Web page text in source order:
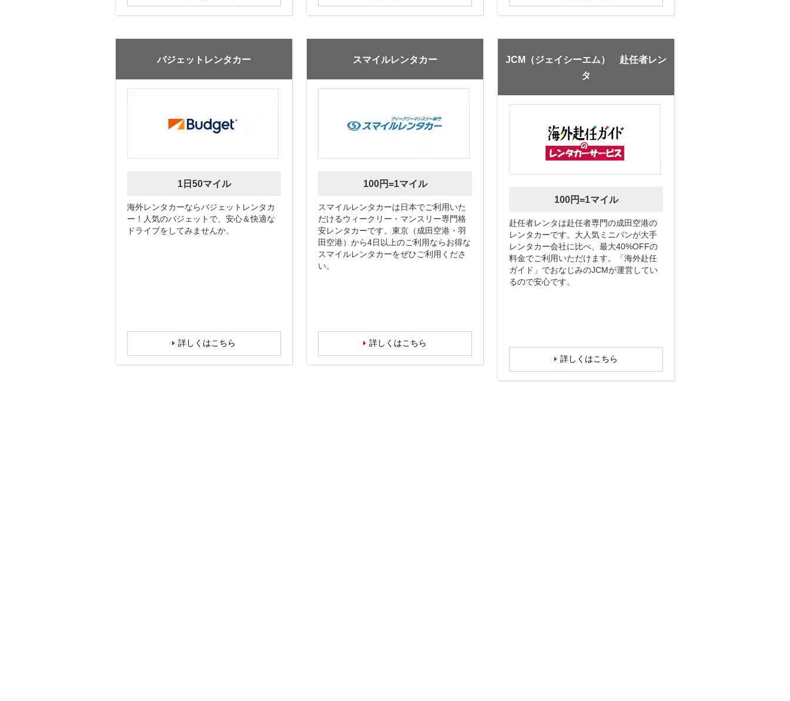
バジェットレンタカー
1日50マイル
海外レンタカーならバジェットレンタカ
ー！人気のバジェットで、安心＆快適な
ドライブをしてみませんか。
詳しくはこちら
スマイルレンタカー
100円=1マイル
スマイルレンタカーは日本でご利用いた
だけるウィークリー・マンスリー専門格
安レンタカーです。東京（成田空港・羽
田空港）から4日以上のご利用ならお得な
スマイルレンタカーをぜひご利用くださ
い。
詳しくはこちら
JCM（ジェイシーエム） 赴任者レン
タ
100円=1マイル
赴任者レンタは赴任者専門の成田空港の
レンタカーです。大人気ミニバンが大手
レンタカー会社に比べ、最大40%OFFの
料金でご利用いただけます。「海外赴任
ガイド」でおなじみのJCMが運営してい
るので安心です。
詳しくはこちら